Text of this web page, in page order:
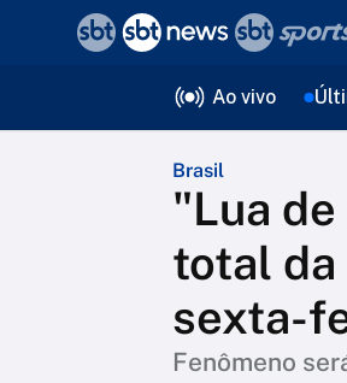
Ao vivo
Brasil
"Lua
total da
sexta-
Fenômeno
voltar
Editorias